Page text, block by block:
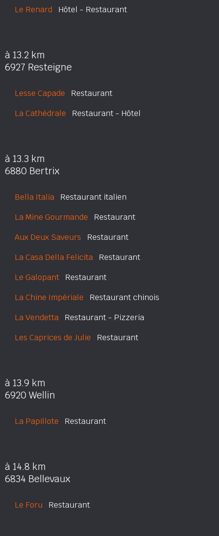
Le Renard Hôtel - Restaurant
à 13.2 km
6927 Resteigne
Lesse Capade Restaurant
La Cathédrale Restaurant - Hôtel
à 13.3 km
6880 Bertrix
Bella Italia Restaurant italien
La Mine Gourmande Restaurant
Aux Deux Saveurs Restaurant
La Casa Della Felicita Restaurant
Le Galopant Restaurant
La Chine Impériale Restaurant chinois
La Vendetta Restaurant - Pizzeria
Les Caprices de Julie Restaurant
à 13.9 km
6920 Wellin
La Papillote Restaurant
à 14.8 km
6834 Bellevaux
Le Foru Restaurant